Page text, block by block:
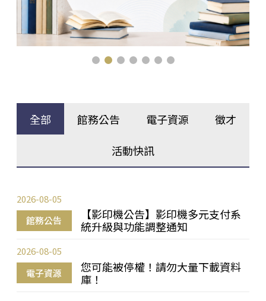
全部 館務公告 電子資源 徵才
活動快訊
館務公告
【影印機公告】影印機多元支付系
統升級與功能調整通知
2026-08-05
電子資源
您可能被停權！請勿大量下載資料
庫！
2026-08-05